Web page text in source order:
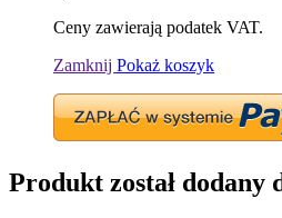
Ceny zawierają podatek VAT.
Zamknij Pokaż koszyk
Produkt został dodany